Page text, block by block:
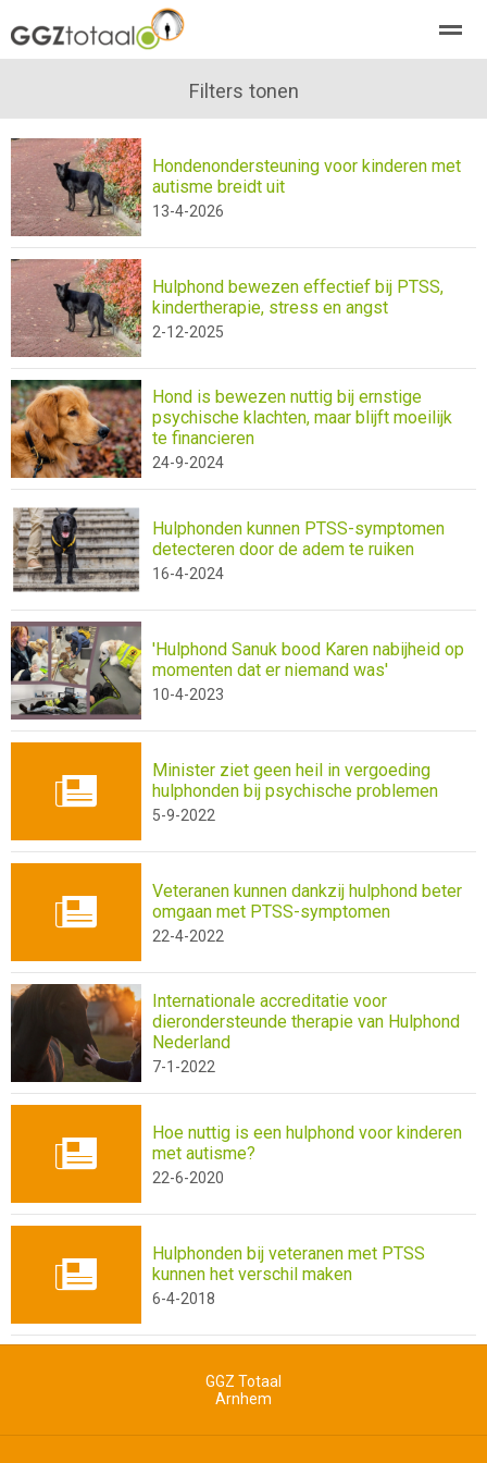
abonneren agenda
Home Nieuws Zoeken Pagina's
Filters tonen
Hondenondersteuning voor kinderen met
autisme breidt uit
13-4-2026
Hulphond bewezen effectief bij PTSS,
kindertherapie, stress en angst
2-12-2025
Hond is bewezen nuttig bij ernstige
psychische klachten, maar blijft moeilijk
te financieren
24-9-2024
Hulphonden kunnen PTSS-symptomen
detecteren door de adem te ruiken
16-4-2024
'Hulphond Sanuk bood Karen nabijheid op
momenten dat er niemand was'
10-4-2023
Minister ziet geen heil in vergoeding
hulphonden bij psychische problemen
5-9-2022
Veteranen kunnen dankzij hulphond beter
omgaan met PTSS-symptomen
22-4-2022
Internationale accreditatie voor
dierondersteunde therapie van Hulphond
Nederland
7-1-2022
Hoe nuttig is een hulphond voor kinderen
met autisme?
22-6-2020
Hulphonden bij veteranen met PTSS
kunnen het verschil maken
6-4-2018
GGZ Totaal
Arnhem